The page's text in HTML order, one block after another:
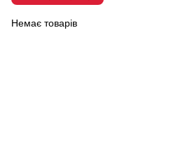
Немає товарів